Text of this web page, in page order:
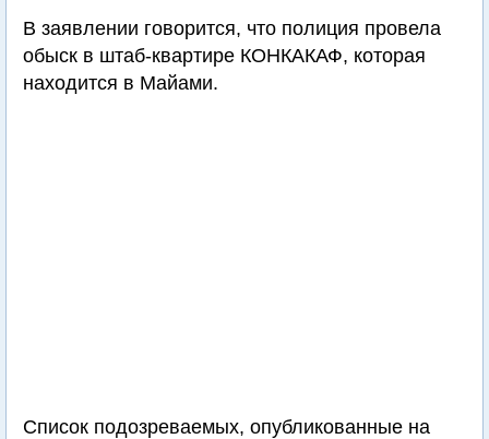
В заявлении говорится, что полиция провела
обыск в штаб-квартире КОНКАКАФ, которая
находится в Майами.
Список подозреваемых, опубликованные на